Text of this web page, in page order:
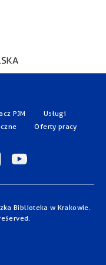
PJM
Usługi
Oferty pracy
Biblioteka w Krakowie.